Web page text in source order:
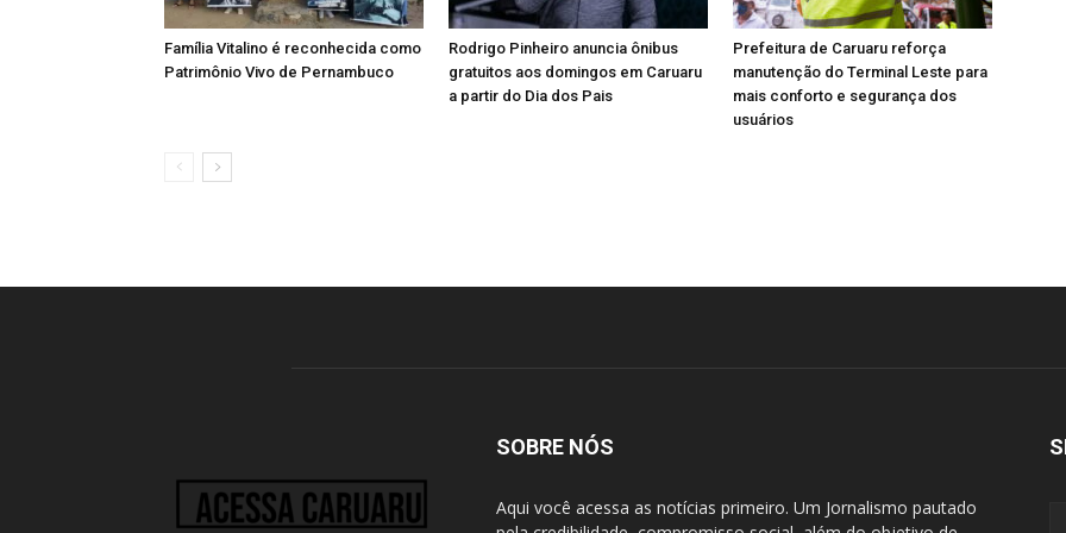
Família Vitalino é reconhecida como
Patrimônio Vivo de Pernambuco
Rodrigo Pinheiro anuncia ônibus
gratuitos aos domingos em Caruaru
a partir do Dia dos Pais
Prefeitura de Caruaru reforça
manutenção do Terminal Leste para
mais conforto e segurança dos
usuários
SOBRE NÓS
Aqui você acessa as notícias primeiro. Um Jornalismo pautado